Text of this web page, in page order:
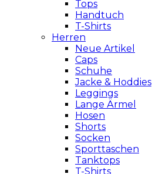
Tops
Handtuch
T-Shirts
Herren
Neue Artikel
Caps
Schuhe
Jacke & Hoddies
Leggings
Lange Ärmel
Hosen
Shorts
Socken
Sporttaschen
Tanktops
T-Shirts